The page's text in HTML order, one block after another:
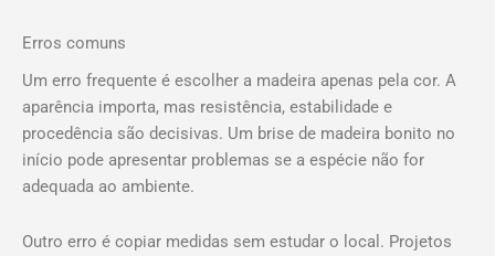
Erros comuns
Um erro frequente é escolher a madeira apenas pela cor. A
aparência importa, mas resistência, estabilidade e
procedência são decisivas. Um brise de madeira bonito no
início pode apresentar problemas se a espécie não for
adequada ao ambiente.
Outro erro é copiar medidas sem estudar o local. Projetos